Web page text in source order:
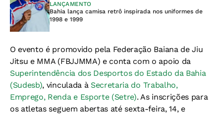
LANÇAMENTO
Bahia lança camisa retrô inspirada nos uniformes de
1998 e 1999
O evento é promovido pela Federação Baiana de Jiu
Jitsu e MMA (FBJJMMA) e conta com o apoio da
Superintendência dos Desportos do Estado da Bahia
(Sudesb), vinculada à Secretaria do Trabalho,
Emprego, Renda e Esporte (Setre). As inscrições para
os atletas seguem abertas até sexta-feira, 14, e